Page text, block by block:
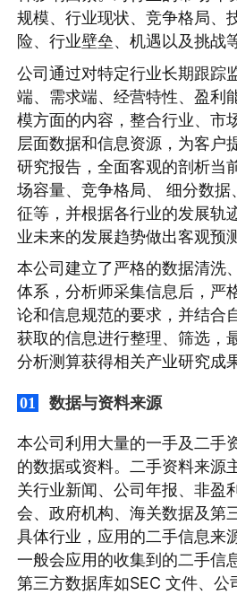
规模、行业现状、竞争格局、
险、行业壁垒、机遇以及挑战
公司通过对特定行业长期跟踪
端、需求端、经营特性、盈利
模方面的内容，整合行业、市
层面数据和信息资源，为客户
研究报告，全面客观的剖析当
场容量、竞争格局、 细分数
征等，并根据各行业的发展轨
业未来的发展趋势做出客观预测
本公司建立了严格的数据清洗
体系，分析师采集信息后，严
论和信息规范的要求，并结合
获取的信息进行整理、筛选，
分析测算获得相关产业研究成果
01 数据与资料来源
本公司利用大量的一手及二手
的数据或资料。二手资料来源
关行业新闻、公司年报、非盈
会、政府机构、海关数据及第
具体行业，应用的二手信息来
一般会应用的收集到的二手信
第三方数据库如SEC 文件、公